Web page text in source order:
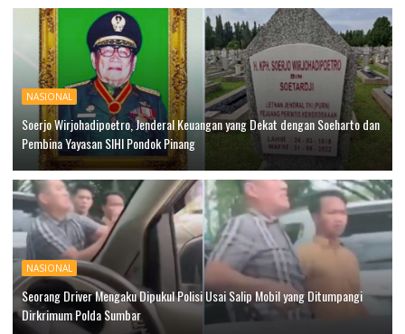
NASIONAL
Soerjo Wirjohadipoetro, Jenderal Keuangan yang Dekat dengan Soeharto dan
Pembina Yayasan SIHI Pondok Pinang
NASIONAL
Seorang Driver Mengaku Dipukul Polisi Usai Salip Mobil yang Ditumpangi
Dirkrimum Polda Sumbar